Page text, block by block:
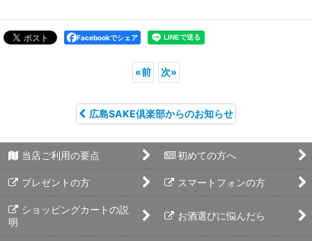
Facebookでシェア
«前 次»
広島SAKE倶楽部からのお知らせ
当店ご利用の要点 初めての方へ
プレゼントの方 スマートフォンの方
ショッピングカートの説
明
お酒選びに悩んだら